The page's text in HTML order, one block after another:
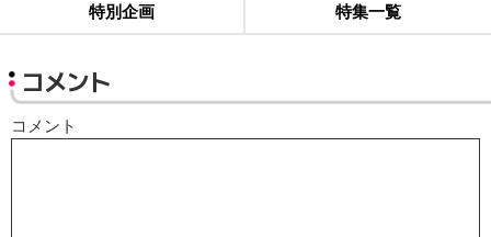
特別企画 特集一覧
コメント
コメント